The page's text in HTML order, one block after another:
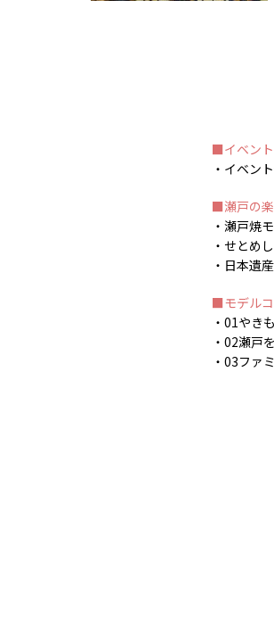
イベント
イベン
瀬戸の
瀬戸焼
せとめ
日本遺
モデル
01やき
02瀬戸
03ファ